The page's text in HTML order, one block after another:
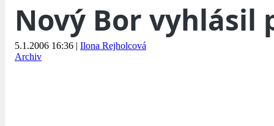
Nový Bor
5.1.2006 16:36 | Ilona Rejholcová
Archiv